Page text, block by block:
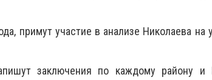
примут участие в анализе Николаева на
заключения по каждому району и